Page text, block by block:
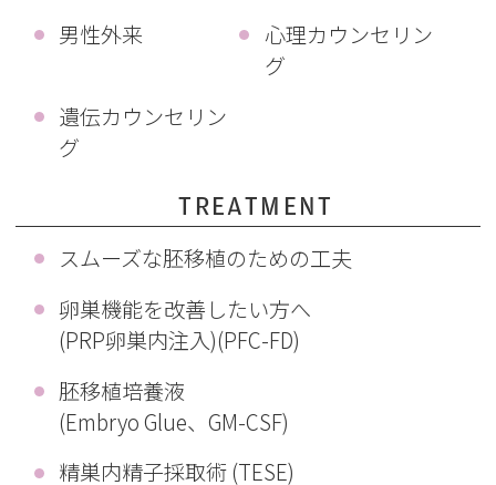
男性外来
心理カウンセリン
グ
遺伝カウンセリン
グ
TREATMENT
スムーズな胚移植のための工夫
卵巣機能を改善したい方へ
(PRP卵巣内注入)(PFC-FD)
胚移植培養液
(Embryo Glue、GM-CSF)
精巣内精子採取術 (TESE)